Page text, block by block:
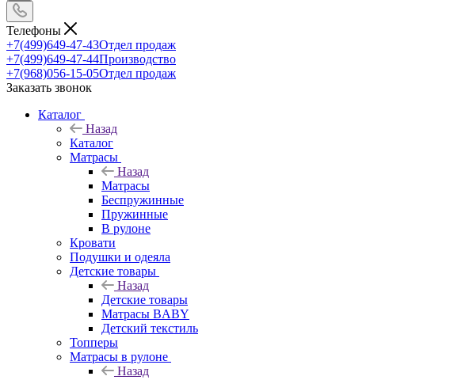
Телефоны
+7(499)649-47-43Отдел продаж
+7(499)649-47-44Производство
+7(968)056-15-05Отдел продаж
Заказать звонок
Каталог
Назад
Каталог
Матрасы
Назад
Матрасы
Беспружинные
Пружинные
В рулоне
Кровати
Подушки и одеяла
Детские товары
Назад
Детские товары
Матрасы BABY
Детский текстиль
Топперы
Матрасы в рулоне
Назад